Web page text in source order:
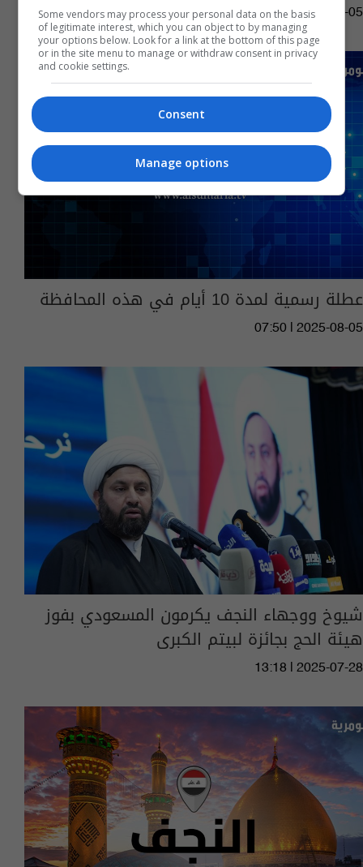
10:52 | 2025-08-05
عطلة رسمية لمدة 10 أيام في هذه المحافظة
07:50 | 2025-08-05
شيوخ ووجهاء النجف يكرمون المسعودي بفوز
هيئة الحج بجائزة لبيتم الكبرى
13:18 | 2025-07-28
Some vendors may process your personal data on the basis
of legitimate interest, which you can object to by managing
your options below. Look for a link at the bottom of this page
or in the site menu to manage or withdraw consent in privacy
and cookie settings.
Consent
Manage options